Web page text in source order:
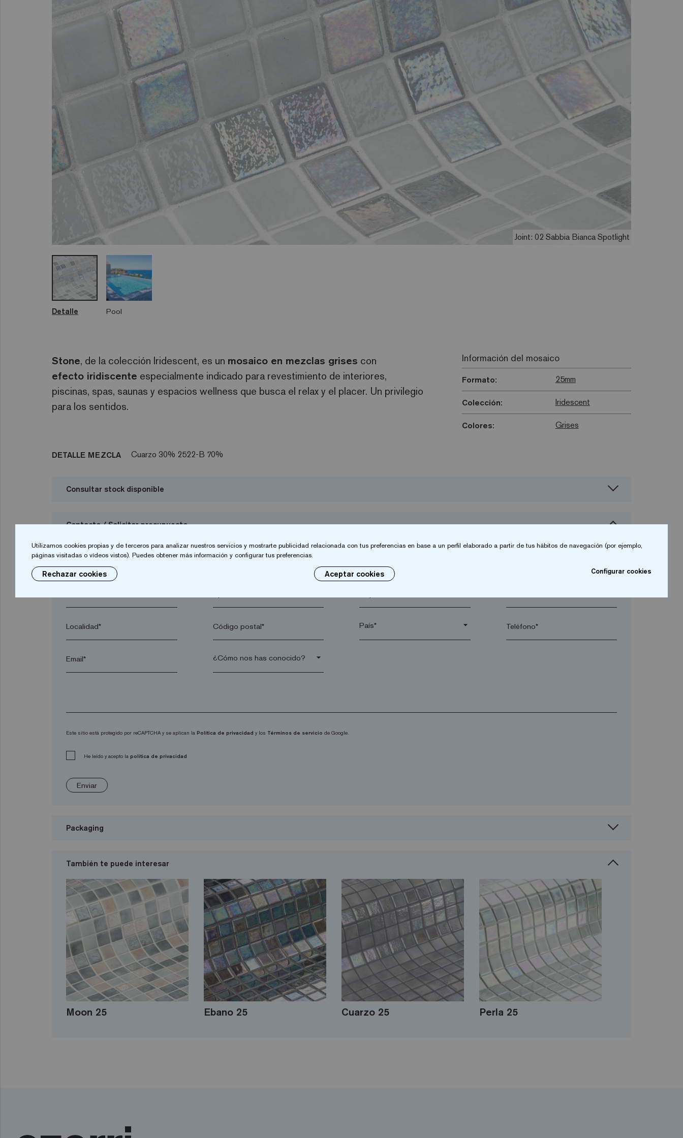
Joint: 02 Sabbia Bianca Spotlight
Detalle Pool
Stone, de la colección Iridescent, es un mosaico en mezclas grises con
efecto iridiscente especialmente indicado para revestimiento de interiores,
piscinas, spas, saunas y espacios wellness que busca el relax y el placer. Un privilegio
para los sentidos.
Información del mosaico
Formato: 25mm
Colección: Iridescent
Colores: Grises
DETALLE MEZCLA Cuarzo 30% 2522-B 70%
Consultar stock disponible
Contacto / Solicitar presupuesto
Deseo solicitar presupuesto
Localidad* Código postal* arrow_drop_down Teléfono*
Email* arrow_drop_down
Este sitio está protegido por reCAPTCHA y se aplican la Política de privacidad y los Términos de servicio de Google.
He leído y acepto la política de privacidad
Enviar
Packaging
También te puede interesar
Moon 25 Ebano 25 Cuarzo 25 Perla 25
Utilizamos cookies propias y de terceros para analizar nuestros servicios y mostrarte publicidad relacionada con tus preferencias en base a un perfil elaborado a partir de tus hábitos de navegación (por ejemplo,
páginas visitadas o vídeos vistos). Puedes obtener más información y configurar tus preferencias.
Rechazar cookies Aceptar cookies Configurar cookies